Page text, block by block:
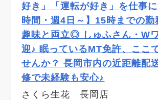
好き」「運転が好き」を仕事
時間・週4日～】15時までの勤
趣味と両立◎ しゅふさん・W
迎♪ 眠っているMT免許、ここ
せんか？ 長岡市内の近距離配
修で未経験も安心♪
さくら生花 長岡店